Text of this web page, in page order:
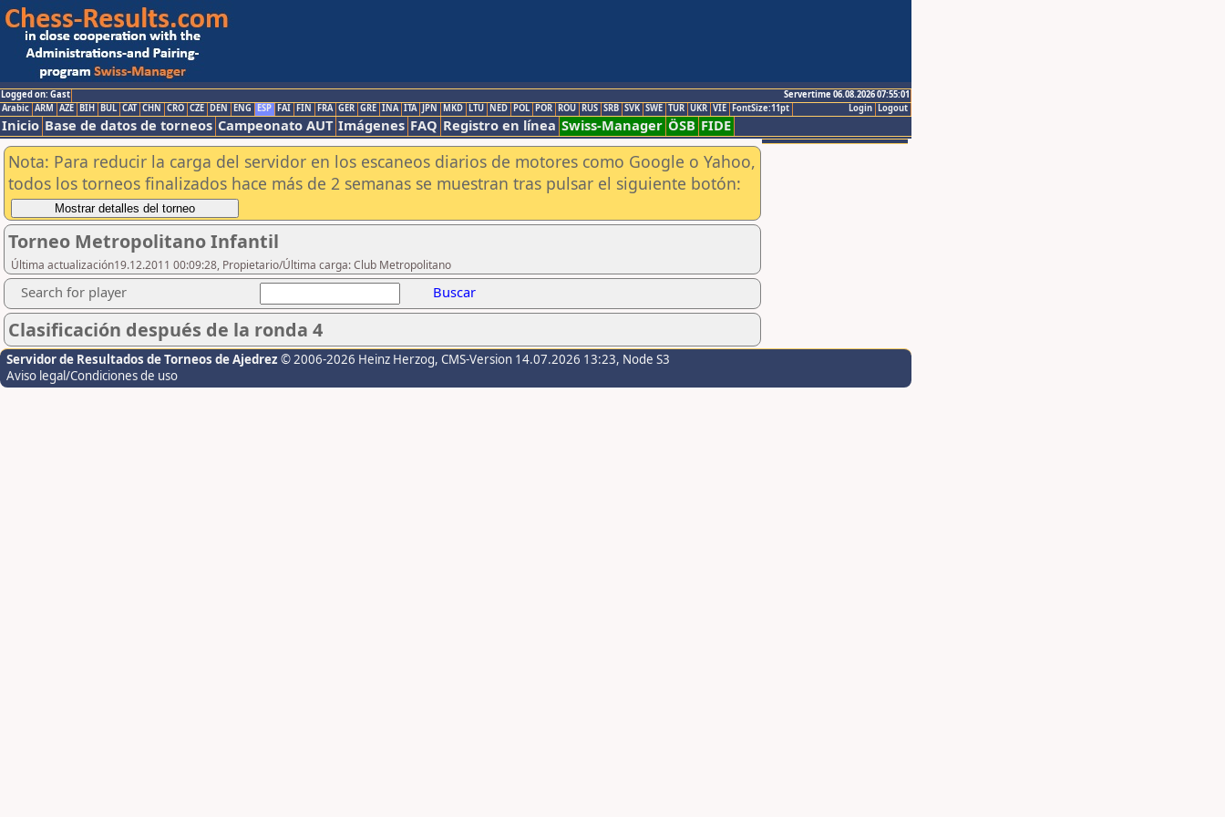
Logged on: Gast
Servertime 06.08.2026 07:55:01
Logout
Login
Arabic ARM AZE BIH BUL CAT CHN CRO CZE DEN ENG ESP FAI FIN FRA GER GRE INA ITA JPN MKD LTU NED POL POR ROU RUS SRB SVK SWE TUR UKR VIE FontSize:11pt
Inicio Base de datos de torneos Campeonato AUT Imágenes FAQ Registro en línea Swiss-Manager ÖSB FIDE
Nota: Para reducir la carga del servidor en los escaneos diarios de motores como Google o Yahoo,
todos los torneos finalizados hace más de 2 semanas se muestran tras pulsar el siguiente botón:
Torneo Metropolitano Infantil
Última actualización19.12.2011 00:09:28, Propietario/Última carga: Club Metropolitano
Search for player Buscar
Clasificación después de la ronda 4
Servidor de Resultados de Torneos de Ajedrez © 2006-2026 Heinz Herzog, CMS-Version 14.07.2026 13:23, Node S3
Aviso legal/Condiciones de uso